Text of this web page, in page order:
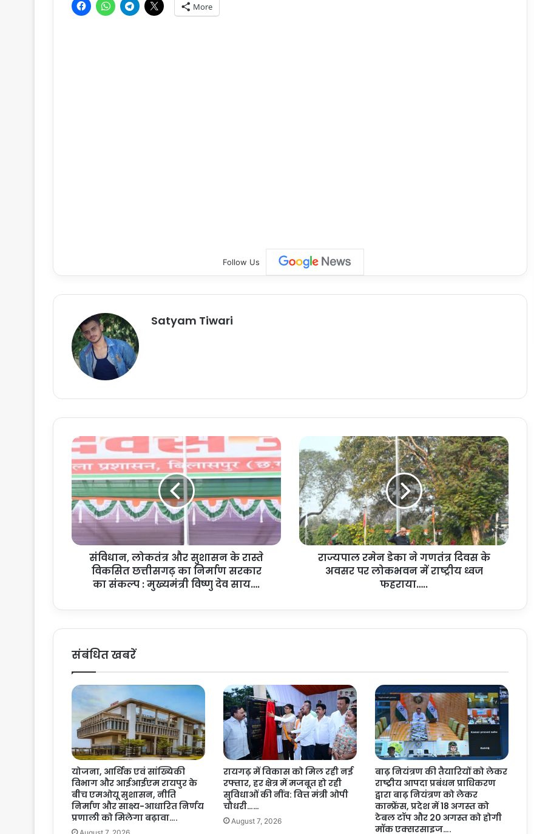
More
Follow Us
Satyam Tiwari
सं
वि
धा
न
,
लो
तं
त्र
स
स्ते
वि
क
त
छ
त्ती
स
ग
ढ़
का
नि
र्मा
संविधान, लोकतंत्र और सुशासन के रास्ते
विकसित छत्तीसगढ़ का निर्माण सरकार
का संकल्प : मुख्यमंत्री विष्णु देव साय….
रा
ज्य
पा
ल
र
मे
न
डे
का
त्र
अ
व
स
र
प
र
लो
क
भ
व
न
राज्यपाल रमेन डेका ने गणतंत्र दिवस के
अवसर पर लोकभवन में राष्ट्रीय ध्वज
फहराया…..
संबंधित खबरें
योजना, आर्थिक एवं सांख्यिकी
विभाग और आईआईएम रायपुर के
बीच एमओयू सुशासन, नीति
निर्माण और साक्ष्य-आधारित निर्णय
प्रणाली को मिलेगा बढ़ावा….
रायगढ़ में विकास को मिल रही नई
रफ्तार, हर क्षेत्र में मजबूत हो रही
सुविधाओं की नींव: वित्त मंत्री ओपी
चौधरी……
August 7, 2026
बाढ़ नियंत्रण की तैयारियों को लेकर
राष्ट्रीय आपदा प्रबंधन प्राधिकरण
द्वारा बाढ़ नियंत्रण को लेकर
कान्फ्रेंस, प्रदेश में 18 अगस्त को
टेबल टॉप और 20 अगस्त को होगी
मॉक एक्सरसाइज….